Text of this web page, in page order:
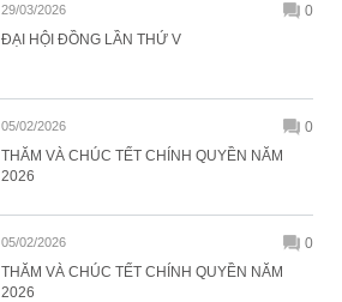
29/03/2026
0
ĐẠI HỘI ĐỒNG LẦN THỨ V
05/02/2026
0
THĂM VÀ CHÚC TẾT CHÍNH QUYỀN NĂM
2026
05/02/2026
0
THĂM VÀ CHÚC TẾT CHÍNH QUYỀN NĂM
2026